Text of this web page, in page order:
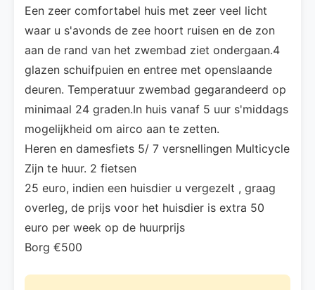
Een zeer comfortabel huis met zeer veel licht
waar u s'avonds de zee hoort ruisen en de zon
aan de rand van het zwembad ziet ondergaan.4
glazen schuifpuien en entree met openslaande
deuren. Temperatuur zwembad gegarandeerd op
minimaal 24 graden.In huis vanaf 5 uur s'middags
mogelijkheid om airco aan te zetten.
Heren en damesfiets 5/ 7 versnellingen Multicycle
Zijn te huur. 2 fietsen
25 euro, indien een huisdier u vergezelt , graag
overleg, de prijs voor het huisdier is extra 50
euro per week op de huurprijs
Borg €500